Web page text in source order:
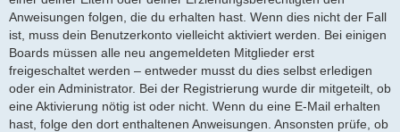
Anweisungen folgen, die du erhalten hast. Wenn dies nicht der Fall
ist, muss dein Benutzerkonto vielleicht aktiviert werden. Bei einigen
Boards müssen alle neu angemeldeten Mitglieder erst
freigeschaltet werden – entweder musst du dies selbst erledigen
oder ein Administrator. Bei der Registrierung wurde dir mitgeteilt, ob
eine Aktivierung nötig ist oder nicht. Wenn du eine E-Mail erhalten
hast, folge den dort enthaltenen Anweisungen. Ansonsten prüfe, ob